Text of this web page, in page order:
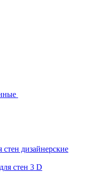
дизайнерские
стен 3 D